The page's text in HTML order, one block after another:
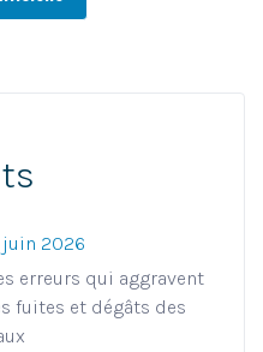
2026
erreurs qui aggravent
fuites et dégâts des